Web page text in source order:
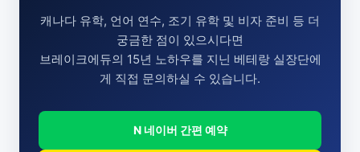
캐나다 유학, 언어 연수, 조기 유학 및 비자 준비 등 더
궁금한 점이 있으시다면
브레이크에듀의 15년 노하우를 지닌 베테랑 실장단에
게 직접 문의하실 수 있습니다.
N 네이버 간편 예약